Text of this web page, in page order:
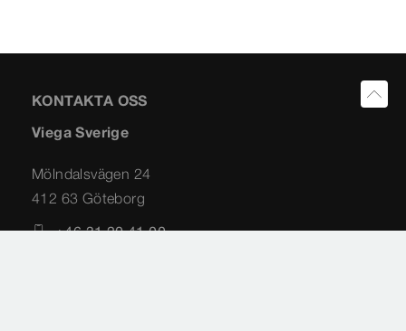
KONTAKTA OSS
Viega Sverige
Mölndalsvägen 24
412 63 Göteborg
+46 31 20 41 00